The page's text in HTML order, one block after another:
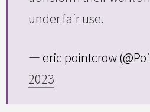
under fair use.
— eric pointcrow
2023